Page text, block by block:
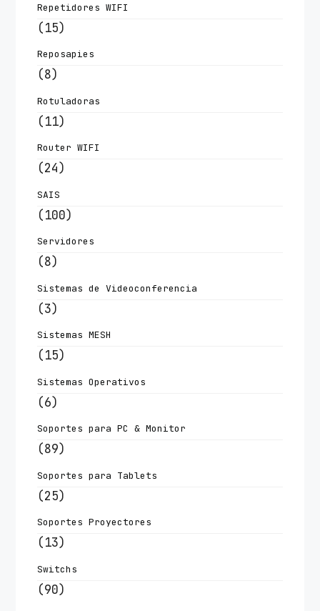
Repetidores WIFI
(15)
Reposapies
(8)
Rotuladoras
(11)
Router WIFI
(24)
SAIS
(100)
Servidores
(8)
Sistemas de Videoconferencia
(3)
Sistemas MESH
(15)
Sistemas Operativos
(6)
Soportes para PC & Monitor
(89)
Soportes para Tablets
(25)
Soportes Proyectores
(13)
Switchs
(90)